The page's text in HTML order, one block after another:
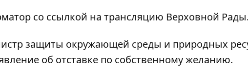
со ссылкой на трансляцию Верховной Рады.
защиты окружающей среды и природных
об отставке по собственному желанию.